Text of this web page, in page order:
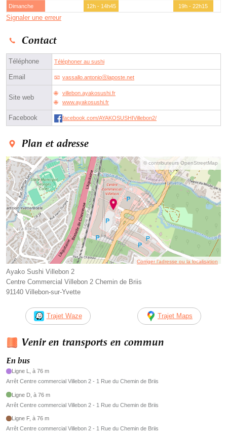
Dimanche
12h - 14h45 19h - 22h15
Signaler une erreur
Contact
Téléphone Téléphoner au sushi
Email vassallo.antonioⓐlaposte.net
Site web
villebon.ayakosushi.fr
www.ayakosushi.fr
Facebook facebook.com/AYAKOSUSHIVillebon2/
Plan et adresse
© contributeurs OpenStreetMap
Corriger l’adresse ou la localisation
Ayako Sushi Villebon 2
Centre Commercial Villebon 2 Chemin de Briis
91140 Villebon-sur-Yvette
Trajet Waze Trajet Maps
Venir en transports en commun
En bus
Ligne L, à 76 m
Arrêt Centre commercial Villebon 2 - 1 Rue du Chemin de Briis
Ligne D, à 76 m
Arrêt Centre commercial Villebon 2 - 1 Rue du Chemin de Briis
Ligne F, à 76 m
Arrêt Centre commercial Villebon 2 - 1 Rue du Chemin de Briis